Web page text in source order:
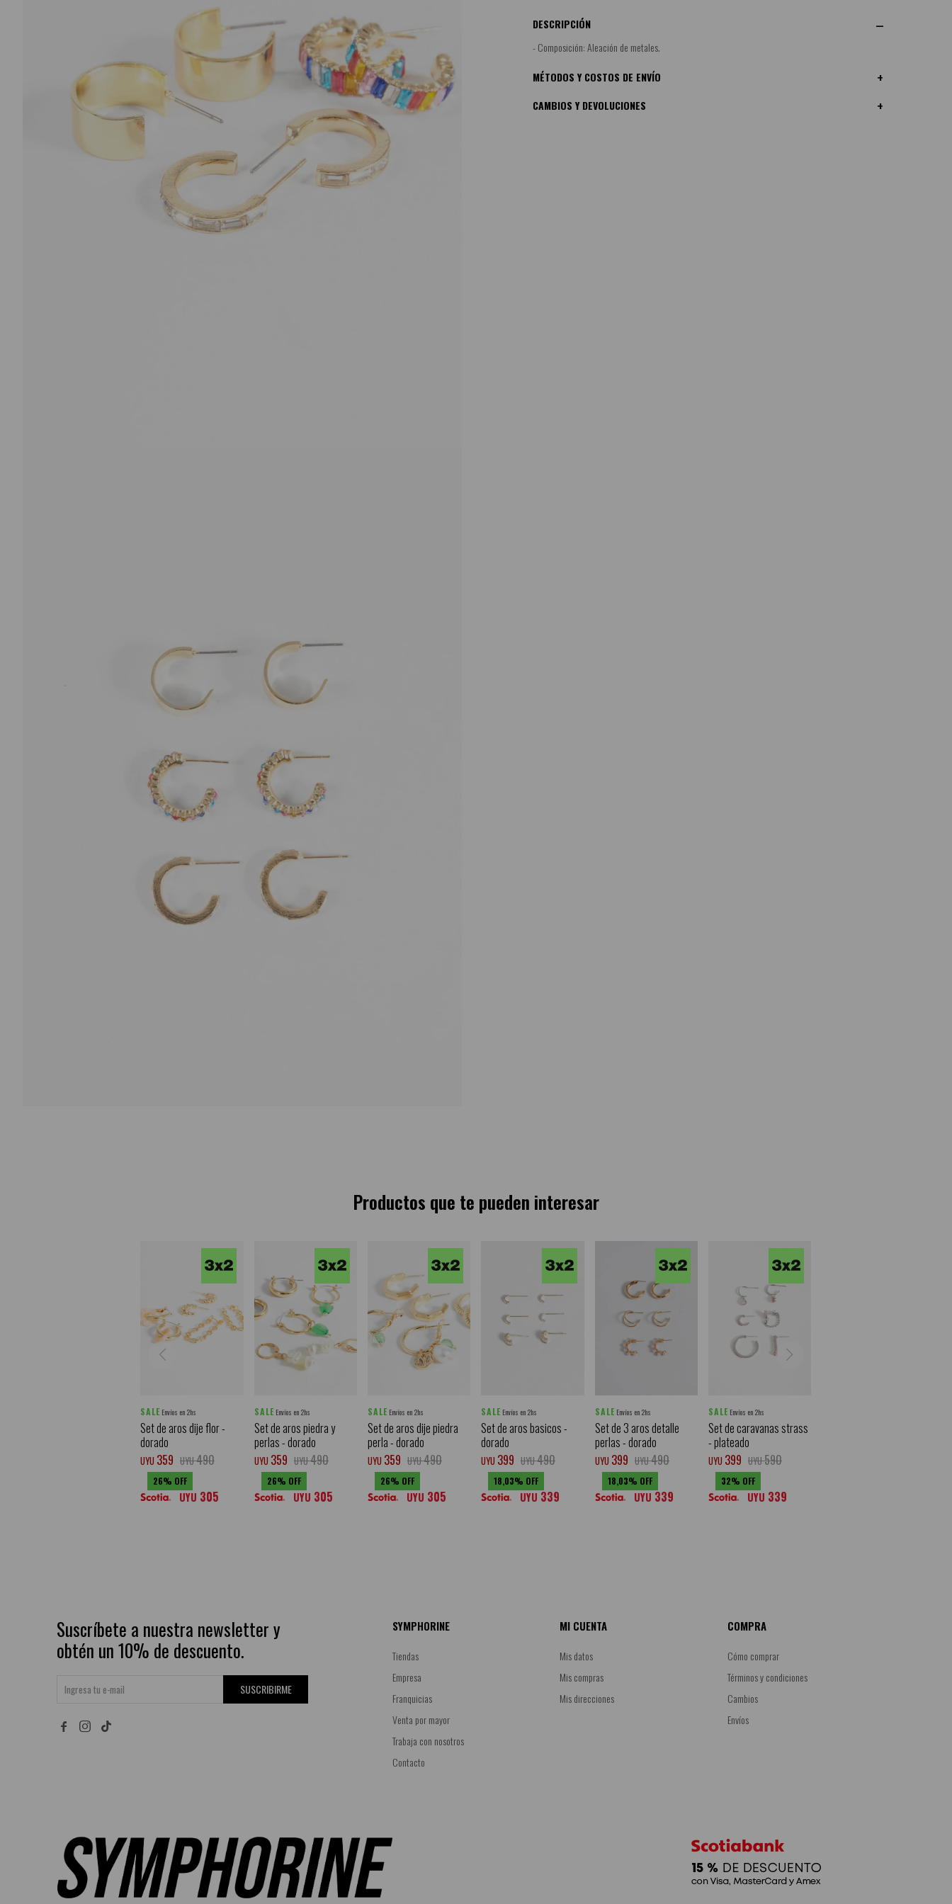
DESCRIPCIÓN
- Composición: Aleación de metales.
MÉTODOS Y COSTOS DE ENVÍO
CAMBIOS Y DEVOLUCIONES
Productos que te pueden interesar
SALE Envíos en 2hs
Set de aros dije flor -
dorado
UYU 359 UYU490
26
UYU 305
SALE Envíos en 2hs
Set de aros piedra y
perlas - dorado
UYU 359 UYU490
26
UYU 305
SALE Envíos en 2hs
Set de aros dije piedra
perla - dorado
UYU 359 UYU490
26
UYU 305
SALE Envíos en 2hs
Set de aros basicos -
dorado
UYU 399 UYU490
18,03
UYU 339
SALE Envíos en 2hs
Set de 3 aros detalle
perlas - dorado
UYU 399 UYU490
18,03
UYU 339
SALE Envíos en 2hs
Set de caravanas strass
- plateado
UYU 399 UYU590
32
UYU 339
Suscríbete a nuestra newsletter y
obtén un 10% de descuento.
SUSCRIBIRME
 
SYMPHORINE
Tiendas
Empresa
Franquicias
Venta por mayor
Trabaja con nosotros
Contacto
MI CUENTA
Mis datos
Mis compras
Mis direcciones
COMPRA
Cómo comprar
Términos y condiciones
Cambios
Envíos